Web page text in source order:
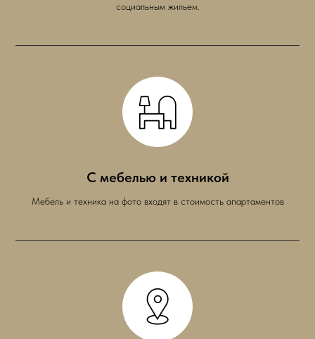
социальным жильем.
С мебелью и техникой
Мебель и техника на фото входят в стоимость апартаментов